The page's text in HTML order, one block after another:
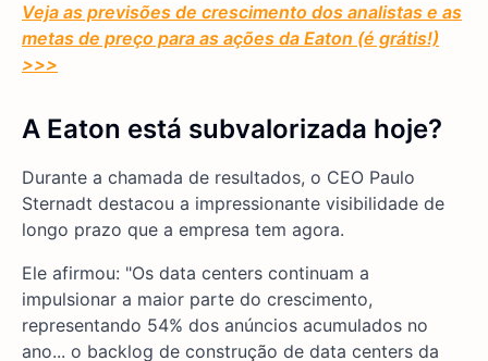
Veja as previsões de crescimento dos analistas e as
metas de preço para as ações da Eaton (é grátis!)
>>>
A Eaton está subvalorizada hoje?
Durante a chamada de resultados, o CEO Paulo
Sternadt destacou a impressionante visibilidade de
longo prazo que a empresa tem agora.
Ele afirmou: "Os data centers continuam a
impulsionar a maior parte do crescimento,
representando 54% dos anúncios acumulados no
ano... o backlog de construção de data centers da